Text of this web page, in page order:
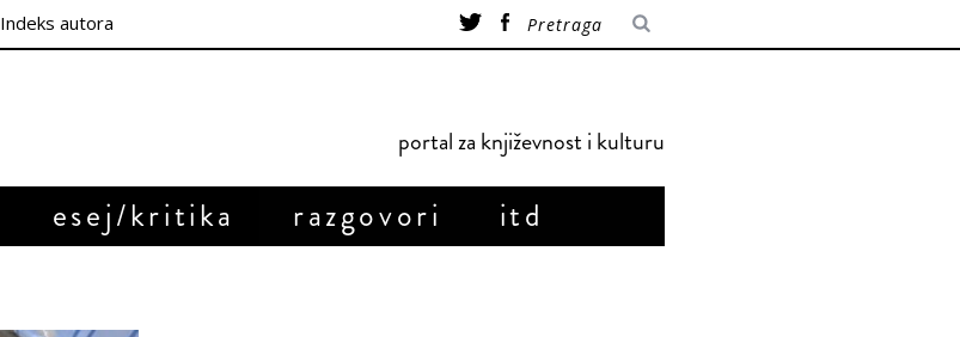
Indeks autora
portal za književnost i kulturu
esej/kritika razgovori itd